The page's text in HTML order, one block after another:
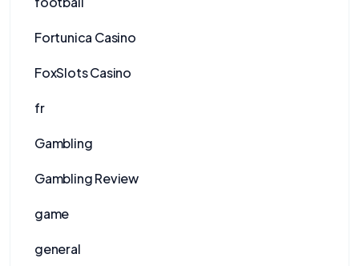
Fortunica Casino
FoxSlots Casino
fr
Gambling
Gambling Review
game
general